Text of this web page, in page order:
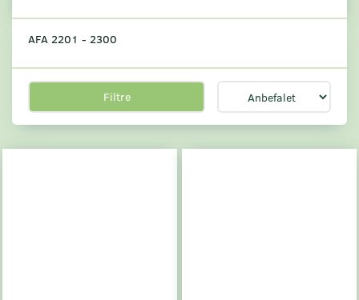
AFA 2201 - 2300
Filtre